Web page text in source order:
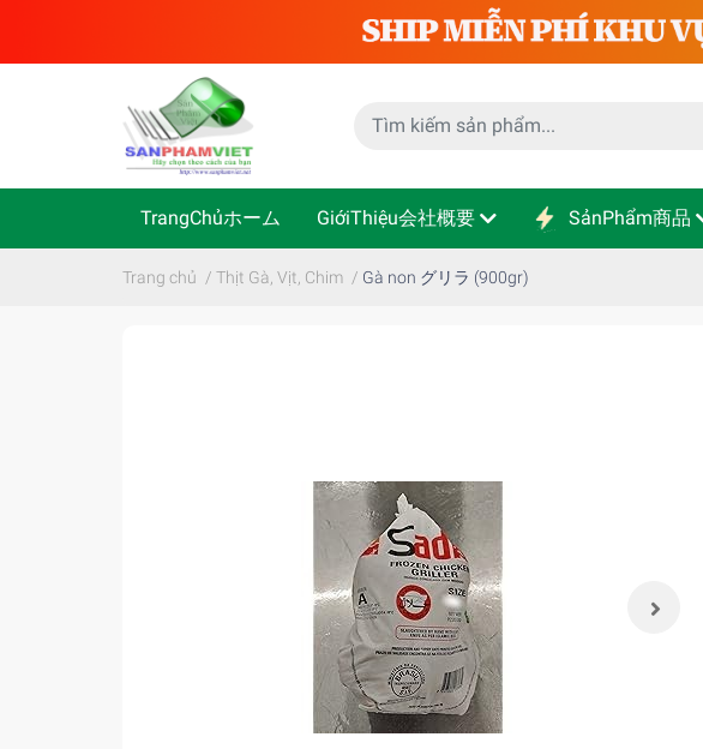
TrangChủホーム GiớiThiệu会社概要 SảnPhẩm商品
Trang chủ / Thịt Gà, Vịt, Chim / Gà non グリラ (900gr)